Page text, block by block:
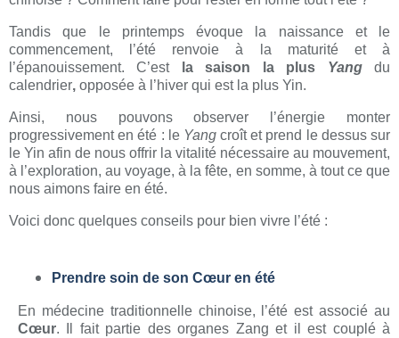
Tandis que le printemps évoque la naissance et le
commencement, l’été renvoie à la maturité et à
l’épanouissement. C’est
la saison la plus Yang
du
calendrier, opposée à l’hiver qui est la plus Yin.
Ainsi, nous pouvons observer l’énergie monter
progressivement en été : le Yangcroît et prend le dessus sur
le Yin afin de nous offrir la vitalité nécessaire au mouvement,
à l’exploration, au voyage, à la fête, en somme, à tout ce que
nous aimons faire en été.
Voici donc quelques conseils pour bien vivre l’été :
Prendre soin de son Cœur en été
En médecine traditionnelle chinoise, l’été est associé au
Cœur. Il fait partie des organes Zang et il est couplé à